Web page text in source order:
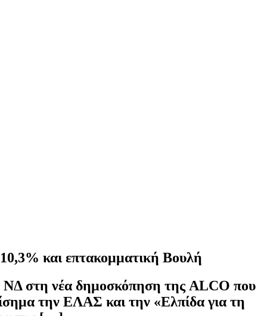
και επτακομματική Βουλή
ΝΔ στη νέα δημοσκόπηση της ALCO που
την ΕΛΑΣ και την «Ελπίδα για τη